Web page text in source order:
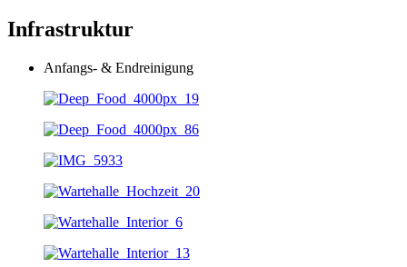
Infrastruktur
Anfangs- & Endreinigung